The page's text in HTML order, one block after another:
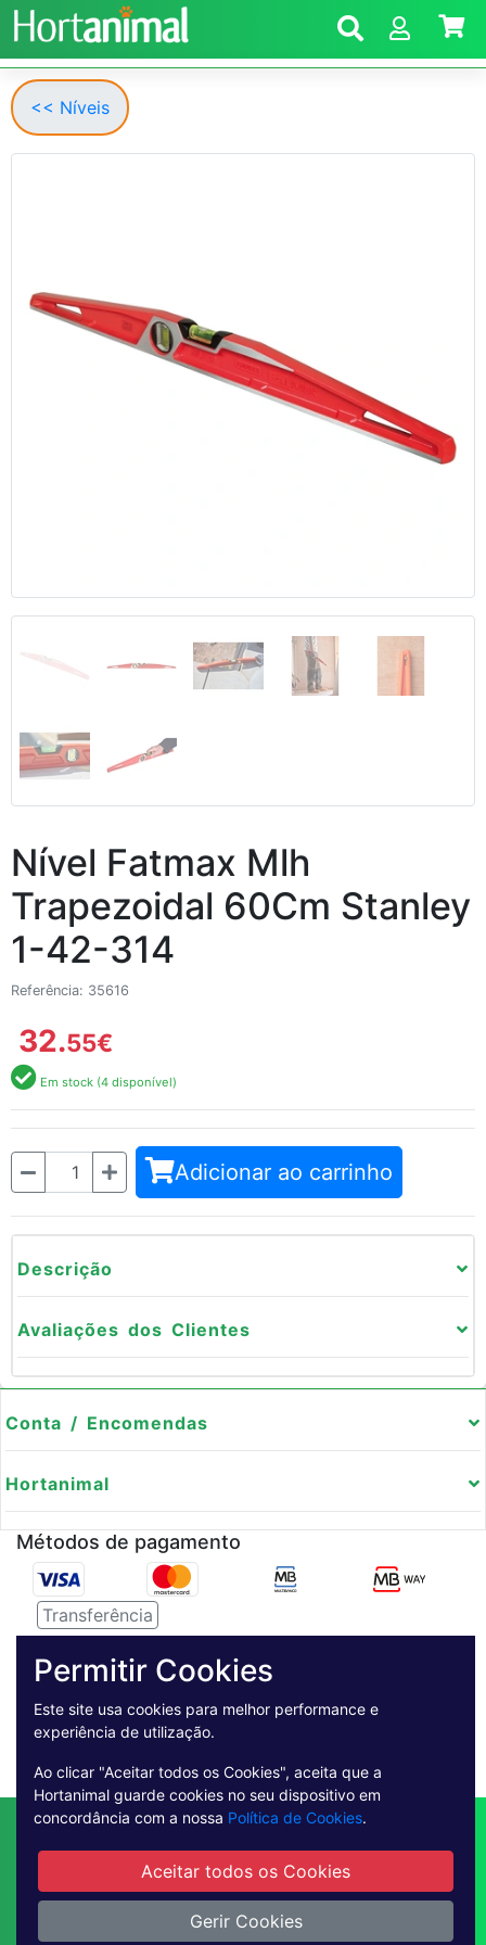
<< Níveis
Nível Fatmax Mlh
Trapezoidal 60Cm Stanley
1-42-314
Referência: 35616
32.55€
Em stock (4 disponível)
Quantidade Adicionar ao carrinho
Descrição
Avaliações dos Clientes
Conta / Encomendas
Hortanimal
Métodos de pagamento
Transferência
Pagamento Seguro
Contactos Envio
Condições de Venda
Condições Gerais de Utilização
Livro de reclamações online
Permitir Cookies
Este site usa cookies para melhor performance e
experiência de utilização.
Ao clicar "Aceitar todos os Cookies", aceita que a
Hortanimal guarde cookies no seu dispositivo em
concordância com a nossa Política de Cookies.
Aceitar todos os Cookies
Gerir Cookies